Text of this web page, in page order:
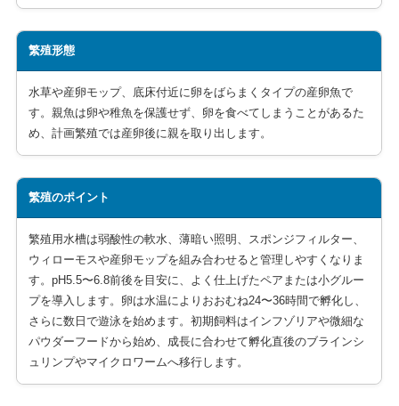
繁殖形態
水草や産卵モップ、底床付近に卵をばらまくタイプの産卵魚で
す。親魚は卵や稚魚を保護せず、卵を食べてしまうことがあるた
め、計画繁殖では産卵後に親を取り出します。
繁殖のポイント
繁殖用水槽は弱酸性の軟水、薄暗い照明、スポンジフィルター、
ウィローモスや産卵モップを組み合わせると管理しやすくなりま
す。pH5.5〜6.8前後を目安に、よく仕上げたペアまたは小グルー
プを導入します。卵は水温によりおおむね24〜36時間で孵化し、
さらに数日で遊泳を始めます。初期飼料はインフゾリアや微細な
パウダーフードから始め、成長に合わせて孵化直後のブラインシ
ュリンプやマイクロワームへ移行します。